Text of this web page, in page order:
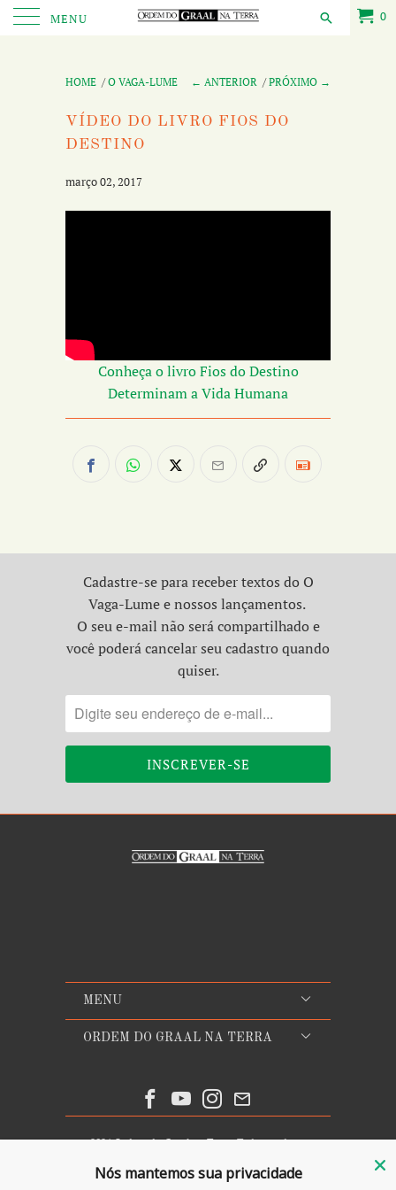
MENU 0
HOME / O VAGA-LUME ← ANTERIOR / PRÓXIMO →
VÍDEO DO LIVRO FIOS DO
DESTINO
março 02, 2017
Conheça o livro Fios do Destino
Determinam a Vida Humana
Cadastre-se para receber textos do O
Vaga-Lume e nossos lançamentos.
O seu e-mail não será compartilhado e
você poderá cancelar seu cadastro quando
quiser.
MENU
ORDEM DO GRAAL NA TERRA
© 2026Ordem do Graal na Terra. Todos os direitos
Nós mantemos sua privacidade